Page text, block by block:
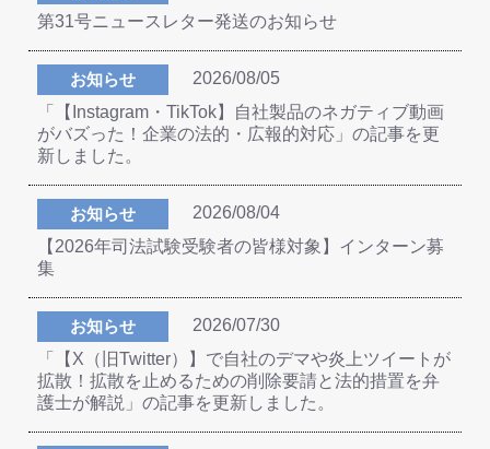
第31号ニュースレター発送のお知らせ
お知らせ
2026/08/05
「【Instagram・TikTok】自社製品のネガティブ動画
がバズった！企業の法的・広報的対応」の記事を更
新しました。
お知らせ
2026/08/04
【2026年司法試験受験者の皆様対象】インターン募
集
お知らせ
2026/07/30
「【X（旧Twitter）】で自社のデマや炎上ツイートが
拡散！拡散を止めるための削除要請と法的措置を弁
護士が解説」の記事を更新しました。